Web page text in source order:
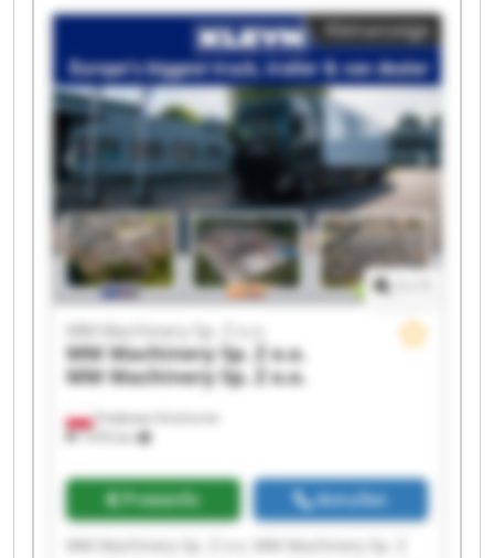
Machinery Sp. Z o.o. MM Machinery Sp. Z o.o.
MM Machinery Sp. Z o.o. MM Machinery Sp. Z
o.o. MM Machinery Sp. Z o.o. MM Machinery Sp.
Z o.o. MM Machinery Sp. Z o.o. MM Machinery
Sp. Z o.o. MM Machinery Sp. Z o.o. MM
Machinery Sp. Z o.o. MM Machinery Sp. Z o.o.
MM Machinery Sp. Z o.o. MM Machinery Sp. Z
o.o.
Kleinanzeige
Smętowo Graniczne
1’070 km
MM Machinery Sp. Z o.o.
MM Machinery Sp. Z o.o.
MM Machinery Sp. Z o.o.
Preisinfo Anrufen
MM Machinery Sp. Z o.o. MM Machinery Sp. Z